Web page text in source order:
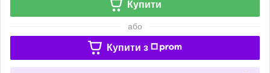
Купити
або
Купити з